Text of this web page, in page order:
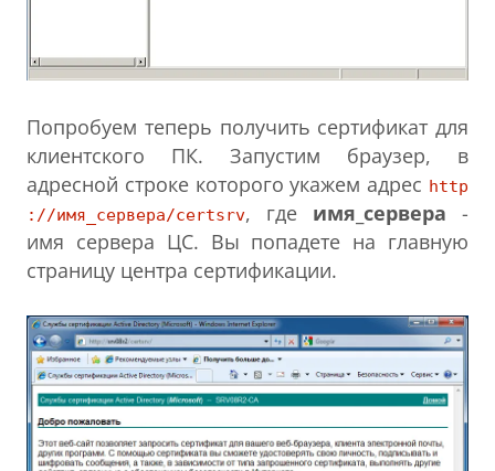
Попробуем теперь получить сертификат для
клиентского ПК. Запустим браузер, в
адресной строке которого укажем адрес http
://имя_сервера/certsrv, где имя_сервера -
имя сервера ЦС. Вы попадете на главную
страницу центра сертификации.